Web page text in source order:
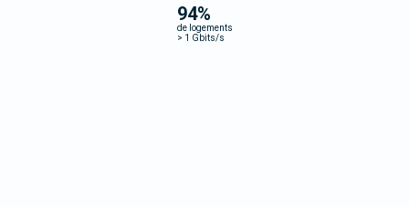
94%
de logements
> 1 Gbits/s